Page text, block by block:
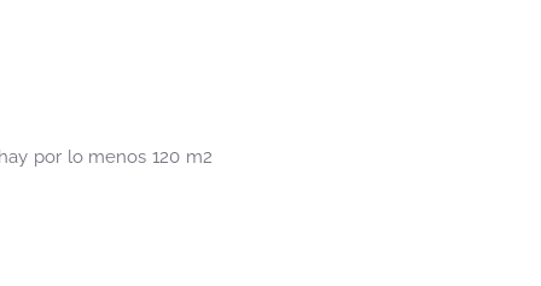
por lo menos 120 m2